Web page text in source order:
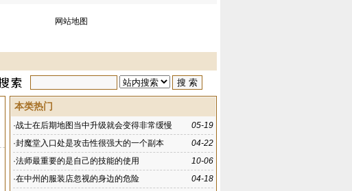
网站地图
本类热门
05-19
·战士在后期地图当中升级就会变得非常缓慢
04-22
·封魔堂入口处是攻击性很强大的一个副本
10-06
·法师最重要的是自己的技能的使用
04-18
·在中州的服装店忽视的身边的危险